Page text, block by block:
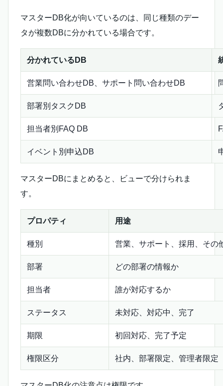
マスターDB化が向いているのは、同じ種類のデー
タが複数DBに分かれている場合です。
分かれているDB
営業問い合わせDB、サポート問い合わせDB
部署別タスクDB
担当者別FAQ DB
イベント別申込DB
マスターDBにまとめると、ビューで分けられま
す。
プロパティ 用途
種別 営業、サポート、採用、その
部署 どの部署の情報か
担当者 誰が対応するか
ステータス 未対応、対応中、完了
期限 初回対応、完了予定
権限区分 社内、部署限定、管理者限定